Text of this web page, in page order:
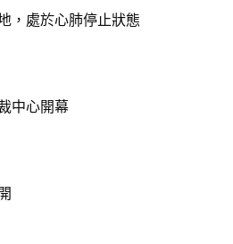
，處於心肺停止狀態
中心開幕